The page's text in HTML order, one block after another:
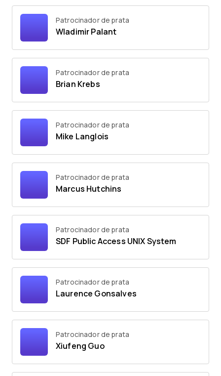
Patrocinador de prata
Wladimir Palant
Patrocinador de prata
Brian Krebs
Patrocinador de prata
Mike Langlois
Patrocinador de prata
Marcus Hutchins
Patrocinador de prata
SDF Public Access UNIX System
Patrocinador de prata
Laurence Gonsalves
Patrocinador de prata
Xiufeng Guo